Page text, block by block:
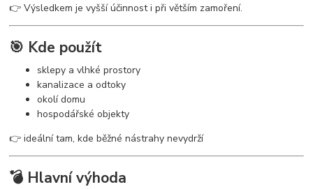
👉 Výsledkem je vyšší účinnost i při větším zamoření.
🎯 Kde použít
sklepy a vlhké prostory
kanalizace a odtoky
okolí domu
hospodářské objekty
👉 ideální tam, kde běžné nástrahy nevydrží
💣 Hlavní výhoda